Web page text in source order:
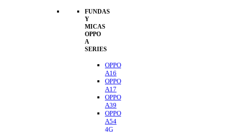
FUNDAS
Y
MICAS
OPPO
A
SERIES
OPPO
A16
OPPO
A17
OPPO
A39
OPPO
A54
4G